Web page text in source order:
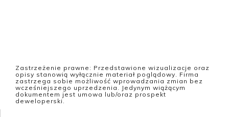
Zastrzeżenie prawne: Przedstawione wizualizacje oraz
opisy stanowią wyłącznie materiał poglądowy. Firma
zastrzega sobie możliwość wprowadzania zmian bez
wcześniejszego uprzedzenia. Jedynym wiążącym
dokumentem jest umowa lub/oraz prospekt
deweloperski.